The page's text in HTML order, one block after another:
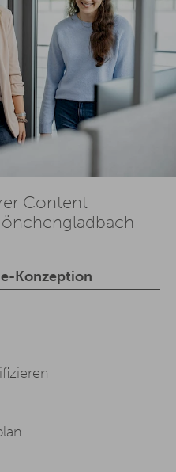
Content
Konzeption